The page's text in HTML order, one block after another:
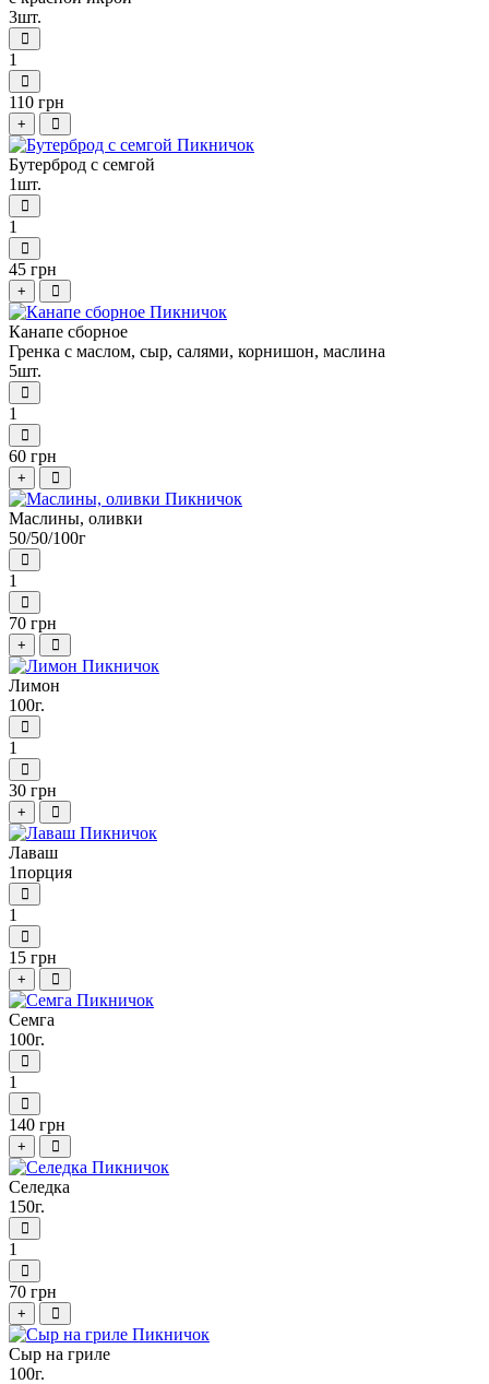
3шт.
1
110 грн
+
Бутерброд с семгой
1шт.
1
45 грн
+
Канапе сборное
Гренка с маслом, сыр, салями, корнишон, маслина
5шт.
1
60 грн
+
Маслины, оливки
50/50/100г
1
70 грн
+
Лимон
100г.
1
30 грн
+
Лаваш
1порция
1
15 грн
+
Семга
100г.
1
140 грн
+
Селедка
150г.
1
70 грн
+
Сыр на гриле
100г.